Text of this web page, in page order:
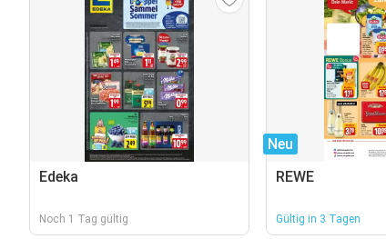
Edeka
Noch 1 Tag gültig
Neu
REWE
Gültig in 3 Tagen